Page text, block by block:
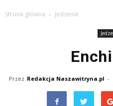
Strona główna Jedzenie
Przez Redakcja Naszawitryna.pl -